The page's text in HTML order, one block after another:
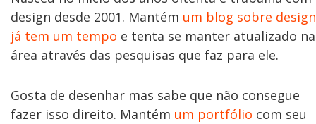
design desde 2001. Mantém um blog sobre design
já tem um tempo e tenta se manter atualizado na
área através das pesquisas que faz para ele.
Gosta de desenhar mas sabe que não consegue
fazer isso direito. Mantém um portfólio com seu